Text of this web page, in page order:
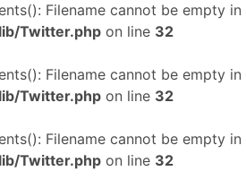
Filename cannot be empty in
Twitter.php on line 32
Filename cannot be empty in
Twitter.php on line 32
Filename cannot be empty in
Twitter.php on line 32